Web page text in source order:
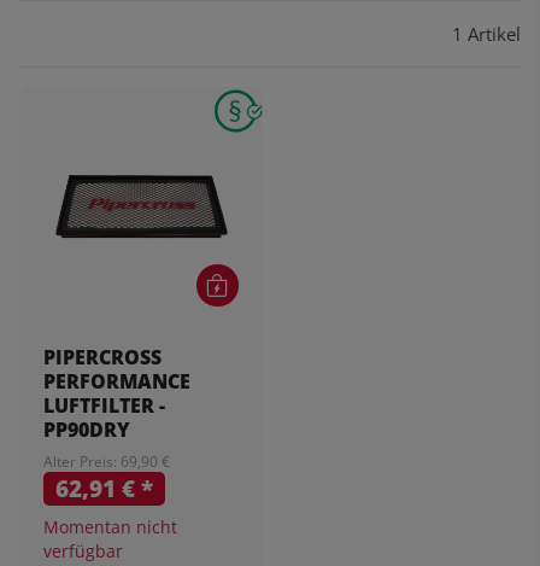
1 Artikel
PIPERCROSS
PERFORMANCE
LUFTFILTER -
PP90DRY
Alter Preis: 69,90 €
62,91 €*
Momentan nicht
verfügbar